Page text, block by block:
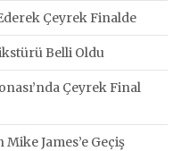
Çeyrek Finalde
Belli Oldu
Çeyrek Final
James’e Geçiş